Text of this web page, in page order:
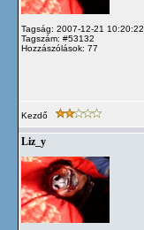
Tagság: 2007-12-21 10:20:22
Tagszám: #53132
Hozzászólások: 77
Kezdő
Liz_y